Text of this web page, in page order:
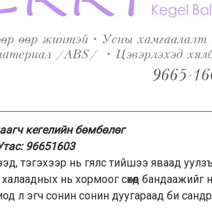
кегелийн бөмбөлөг
96651603
тэгэхээр нь гялс тийшээ яваад
нь хормоог сөхөөд
л эгч сонин сонин дуугараад би